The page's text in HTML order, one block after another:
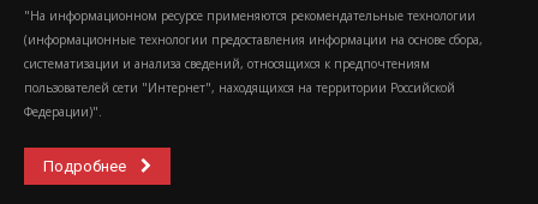
"На информационном ресурсе применяются рекомендательные технологии
(информационные технологии предоставления информации на основе сбора,
систематизации и анализа сведений, относящихся к предпочтениям
пользователей сети "Интернет", находящихся на территории Российской
Федерации)".
Подробнее